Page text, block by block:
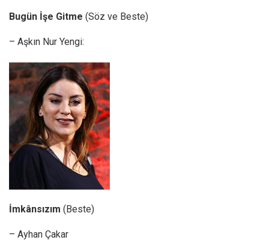
Bugün İşe Gitme (Söz ve Beste)
– Aşkın Nur Yengi:
İmkânsızım (Beste)
– Ayhan Çakar